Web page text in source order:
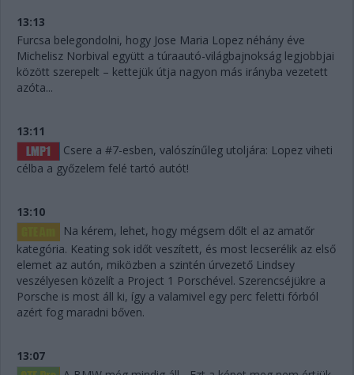
13:13
Furcsa belegondolni, hogy Jose Maria Lopez néhány éve
Michelisz Norbival együtt a túraautó-világbajnokság legjobbjai
között szerepelt – kettejük útja nagyon más irányba vezetett
azóta...
13:11
Csere a #7-esben, valószínűleg utoljára: Lopez viheti
célba a győzelem felé tartó autót!
13:10
Na kérem, lehet, hogy mégsem dőlt el az amatőr
kategória. Keating sok időt veszített, és most lecserélik az első
elemet az autón, miközben a szintén úrvezető Lindsey
veszélyesen közelít a Project 1 Porschével. Szerencséjükre a
Porsche is most áll ki, így a valamivel egy perc feletti fórból
azért fog maradni bőven.
13:07